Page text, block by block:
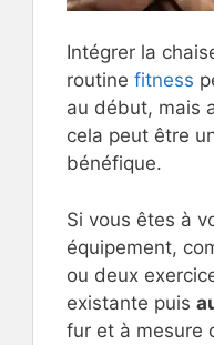
Intégrer la
routine fitness
au début, mais
cela peut être
bénéfique.
Si vous êtes à
équipement,
ou deux
existante puis
fur et à mesure